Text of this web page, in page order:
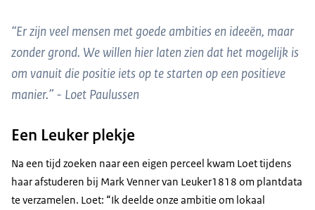
“Er zijn veel mensen met goede ambities en ideeën, maar
zonder grond. We willen hier laten zien dat het mogelijk is
om vanuit die positie iets op te starten op een positieve
manier.” - Loet Paulussen
Een Leuker plekje
Na een tijd zoeken naar een eigen perceel kwam Loet tijdens
haar afstuderen bij Mark Venner van Leuker1818 om plantdata
te verzamelen. Loet: “Ik deelde onze ambitie om lokaal